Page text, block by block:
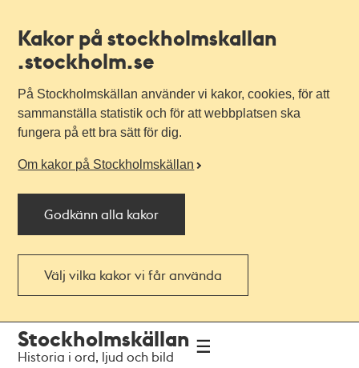
Kakor på stockholmskallan
.stockholm.se
På Stockholmskällan använder vi kakor, cookies, för att
sammanställa statistik och för att webbplatsen ska
fungera på ett bra sätt för dig.
Om kakor på Stockholmskällan
Godkänn alla kakor
Välj vilka kakor vi får använda
navigationen
huvudinnehållet
Stockholmskällan
Historia i ord, ljud och bild